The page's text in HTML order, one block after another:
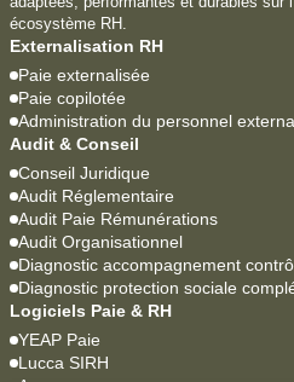
écosystème RH.
Externalisation RH
Paie externalisée
Paie copilotée
Administration du personnel
Audit & Conseil
Conseil Juridique
Audit Réglementaire
Audit Paie Rémunérations
Audit Organisationnel
Diagnostic accompagnement
Diagnostic protection sociale
Logiciels Paie & RH
YEAP Paie
Lucca SIRH